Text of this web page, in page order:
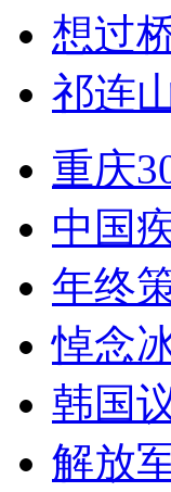
想过
祁连
重庆
中国
年终
悼念
韩国
解放